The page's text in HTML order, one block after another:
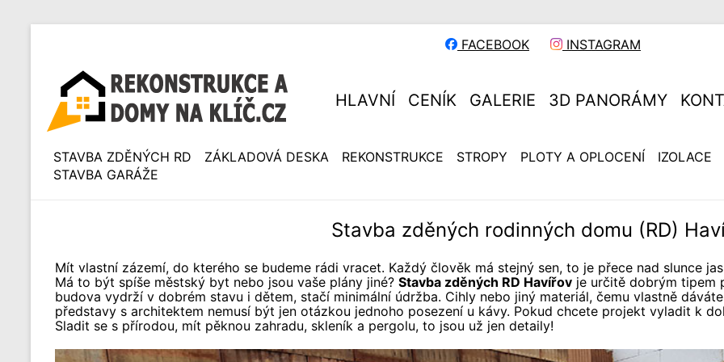
FACEBOOK INSTAGRAM
HLAVNÍ CENÍK GALERIE 3D PANORÁMY
STAVBA ZDĚNÝCH RD ZÁKLADOVÁ DESKA REKONSTRUKCE STROPY PLOTY A OPLOCENÍ
IZOLACE
STAVBA GARÁŽE
Stavba zděných rodinných domu (RD)
Mít vlastní zázemí, do kterého se budeme rádi vracet. Každý člověk má stejný sen, to je přece nad slunce
Má to být spíše městský byt nebo jsou vaše plány jiné? Stavba zděných RD Havířov je určitě dobrým tipem
budova vydrží v dobrém stavu i dětem, stačí minimální údržba. Cihly nebo jiný materiál, čemu vlastně
představy s architektem nemusí být jen otázkou jednoho posezení u kávy. Pokud chcete projekt vyladit k
Sladit se s přírodou, mít pěknou zahradu, skleník a pergolu, to jsou už jen detaily!